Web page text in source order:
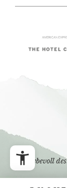
liebevoll